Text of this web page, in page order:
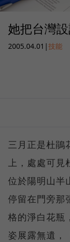
她把台灣
2005.04.01 |技能
三月正是杜鵑
上，處處可見
位於陽明山半
停留在門旁那
格的淨白花瓶
姿展露無遺，